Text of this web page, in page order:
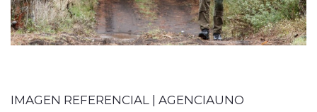
IMAGEN REFERENCIAL | AGENCIAUNO